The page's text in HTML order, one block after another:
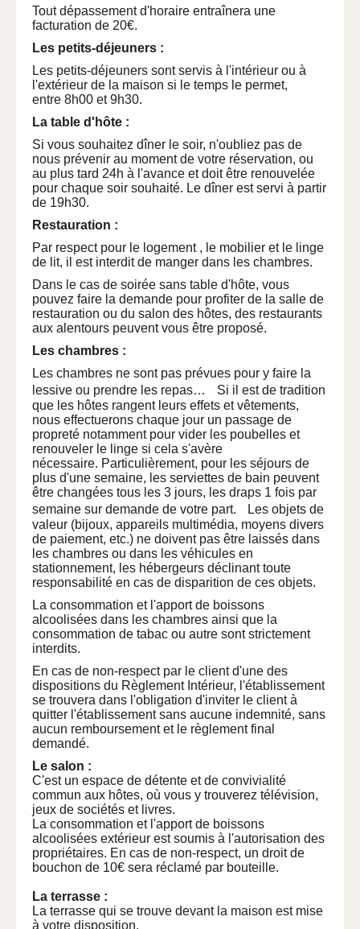
Tout dépassement d'horaire entraînera une
facturation de 20€.
Les petits-déjeuners :
Les petits-déjeuners sont servis à l'intérieur ou à
l'extérieur de la maison si le temps le permet,
entre 8h00 et 9h30.
La table d'hôte :
Si vous souhaitez dîner le soir, n'oubliez pas de
nous prévenir au moment de votre réservation, ou
au plus tard 24h à l'avance et doit être renouvelée
pour chaque soir souhaité. Le dîner est servi à partir
de 19h30.
Restauration :
Par respect pour le logement , le mobilier et le linge
de lit, il est interdit de manger dans les chambres.
Dans le cas de soirée sans table d'hôte, vous
pouvez faire la demande pour profiter de la salle de
restauration ou du salon des hôtes, des restaurants
aux alentours peuvent vous être proposé.
Les chambres :
Les chambres ne sont pas prévues pour y faire la
lessive ou prendre les repas… Si il est de tradition
que les hôtes rangent leurs effets et vêtements,
nous effectuerons chaque jour un passage de
propreté notamment pour vider les poubelles et
renouveler le linge si cela s'avère
nécessaire. Particulièrement, pour les séjours de
plus d'une semaine, les serviettes de bain peuvent
être changées tous les 3 jours, les draps 1 fois par
semaine sur demande de votre part. Les objets de
valeur (bijoux, appareils multimédia, moyens divers
de paiement, etc.) ne doivent pas être laissés dans
les chambres ou dans les véhicules en
stationnement, les hébergeurs déclinant toute
responsabilité en cas de disparition de ces objets.
La consommation et l'apport de boissons
alcoolisées dans les chambres ainsi que la
consommation de tabac ou autre sont strictement
interdits.
En cas de non-respect par le client d'une des
dispositions du Règlement Intérieur, l'établissement
se trouvera dans l'obligation d'inviter le client à
quitter l'établissement sans aucune indemnité, sans
aucun remboursement et le règlement final
demandé.
Le salon :
C'est un espace de détente et de convivialité
commun aux hôtes, où vous y trouverez télévision,
jeux de sociétés et livres.
La consommation et l'apport de boissons
alcoolisées extérieur est soumis à l'autorisation des
propriétaires. En cas de non-respect, un droit de
bouchon de 10€ sera réclamé par bouteille.
La terrasse :
La terrasse qui se trouve devant la maison est mise
à votre disposition.